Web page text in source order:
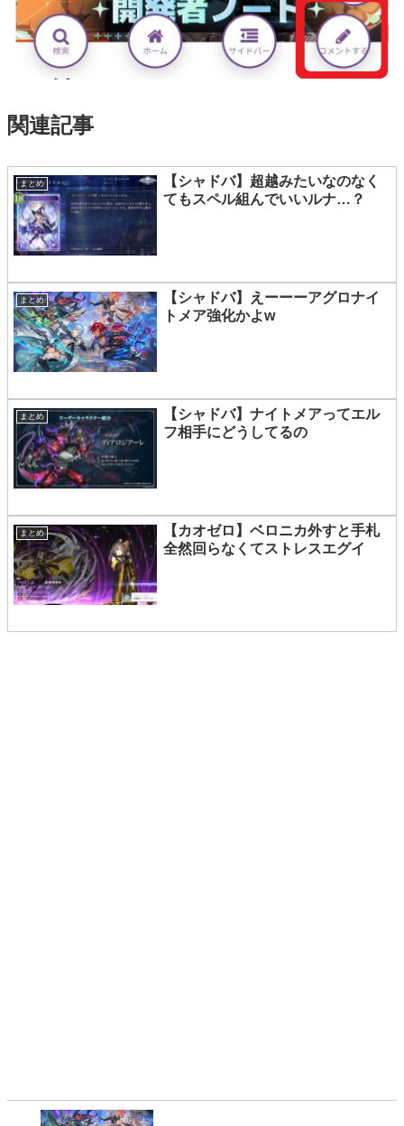
関連記事
まとめ
【シャドバ】超越みたいなのなく
てもスペル組んでいいルナ…？
まとめ
【シャドバ】えーーーアグロナイ
トメア強化かよw
まとめ
【シャドバ】ナイトメアってエル
フ相手にどうしてるの
まとめ
【カオゼロ】ベロニカ外すと手札
全然回らなくてストレスエグイ